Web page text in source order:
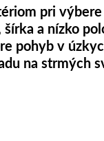
pri
a nízko
pohyb v
na strmých